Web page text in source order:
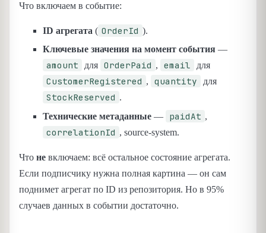
Что включаем в событие:
ID агрегата ( OrderId ).
Ключевые значения на момент события —
amount для OrderPaid , email для
CustomerRegistered , quantity для
StockReserved .
Технические метаданные — paidAt ,
correlationId , source-system.
Что не включаем: всё остальное состояние агрегата.
Если подписчику нужна полная картина — он сам
поднимет агрегат по ID из репозитория. Но в 95%
случаев данных в событии достаточно.